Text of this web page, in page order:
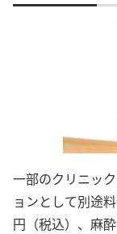
一部のクリニッ
ョンとして別途
円（税込）、麻